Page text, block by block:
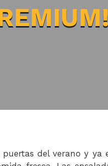
puertas del verano y ya